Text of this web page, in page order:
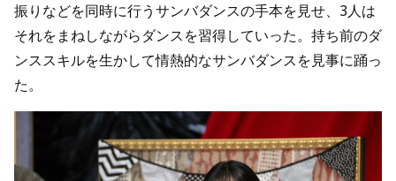
振りなどを同時に行うサンバダンスの手本を見せ、3人は
それをまねしながらダンスを習得していった。持ち前のダ
ンススキルを生かして情熱的なサンバダンスを見事に踊っ
た。